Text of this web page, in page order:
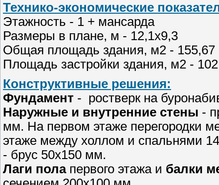
Технико-экономические
Этажность - 1 + мансарда
Размеры в плане, м - 12,1х9,3
Общая площадь здания, м2 - 155,67
Площадь застройки здания, м2 -
Конструктивные решения:
Фундамент - ростверк на
Наружные и внутренние стены -
мм. На первом этаже перегородки
этаже между холлом и спальнями
- брус 50х150 мм.
Лаги полапервого этажа и балки